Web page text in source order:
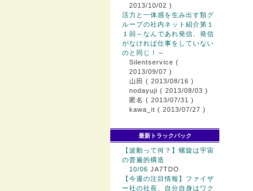
2013/10/02 )
活力と一体感を生み出す類グ
ループの社内ネット紹介第１
１回～なんであれ発信、発信
がなければ仕事をしていない
のと同じ！～
Silentservice (
2013/09/07 )
山田 ( 2013/08/16 )
nodayuji ( 2013/08/03 )
匿名 ( 2013/07/31 )
kawa_it ( 2013/07/27 )
最新トラックバック
【波動って何？】螺旋は宇宙
の普遍的構造
10/06 JA7TDO
【今週の注目情報】ファイザ
ー社の社長、自分自身はワク